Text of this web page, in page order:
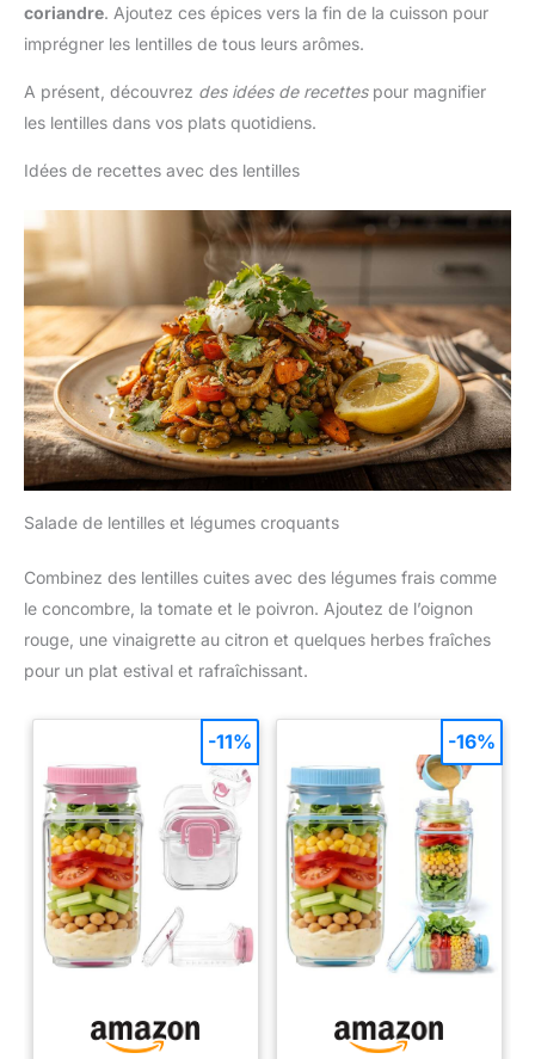
coriandre. Ajoutez ces épices vers la fin de la cuisson pour
imprégner les lentilles de tous leurs arômes.
A présent, découvrez des idées de recettespour magnifier
les lentilles dans vos plats quotidiens.
Idées de recettes avec des lentilles
Salade de lentilles et légumes croquants
Combinez des lentilles cuites avec des légumes frais comme
le concombre, la tomate et le poivron. Ajoutez de l’oignon
rouge, une vinaigrette au citron et quelques herbes fraîches
pour un plat estival et rafraîchissant.
-11% -16%